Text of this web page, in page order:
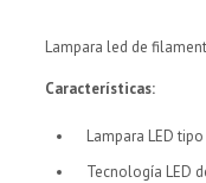
Lampara led de
Características:
Lampara LED
Tecnología LED